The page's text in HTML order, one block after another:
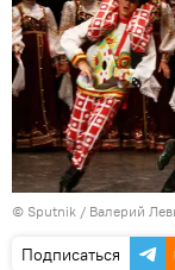
© Sputnik / Валерий
Подписаться